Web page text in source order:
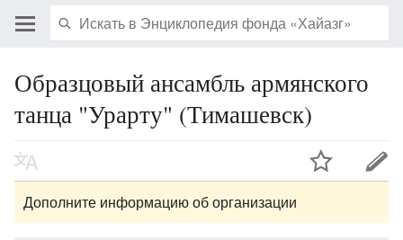
Образцовый ансамбль армянского
танца "Урарту" (Тимашевск)
Дополните информацию об организации